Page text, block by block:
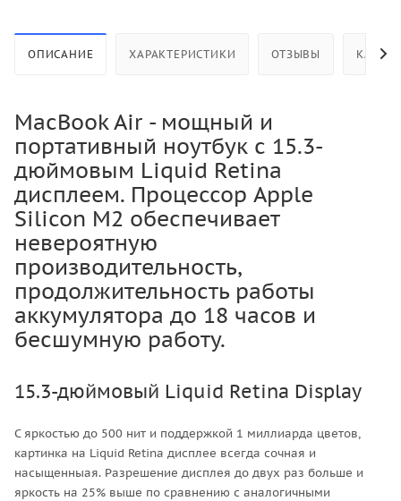
ОПИСАНИЕ ХАРАКТЕРИСТИКИ ОТЗЫВЫ КАК
MacBook Air - мощный и
портативный ноутбук с 15.3-
дюймовым Liquid Retina
дисплеем. Процессор Apple
Silicon M2 обеспечивает
невероятную
производительность,
продолжительность работы
аккумулятора до 18 часов и
бесшумную работу.
15.3-дюймовый Liquid Retina Display
С яркостью до 500 нит и поддержкой 1 миллиарда цветов,
картинка на Liquid Retina дисплее всегда сочная и
насыщенныая. Разрешение дисплея до двух раз больше и
яркость на 25% выше по сравнению с аналогичными